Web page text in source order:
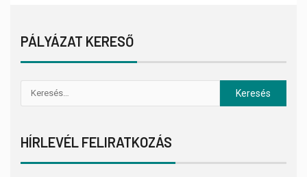
PÁLYÁZAT KERESŐ
HÍRLEVÉL FELIRATKOZÁS